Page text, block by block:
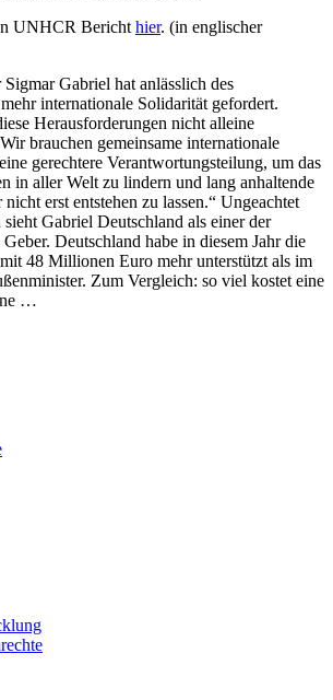
UNHCR Bericht hier. (in englischer
Gabriel hat anlässlich des
internationale Solidarität gefordert.
Herausforderungen nicht alleine
brauchen gemeinsame internationale
gerechtere Verantwortungsteilung, um das
in aller Welt zu lindern und lang anhaltende
erst entstehen zu lassen.“ Ungeachtet
Gabriel Deutschland als einer der
Deutschland habe in diesem Jahr die
48 Millionen Euro mehr unterstützt als im
Zum Vergleich: so viel kostet eine
…